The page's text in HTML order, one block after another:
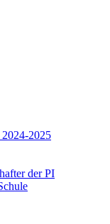
2025
der PI